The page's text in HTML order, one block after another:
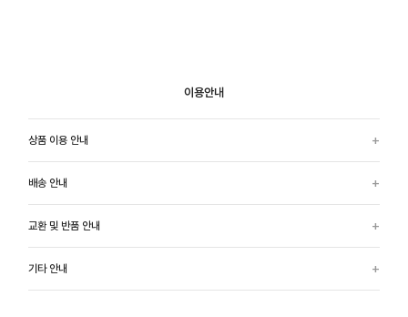
이용안내
상품 이용 안내
배송 안내
교환 및 반품 안내
기타 안내